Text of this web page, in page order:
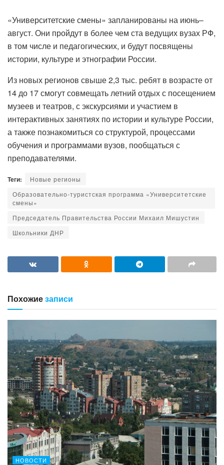
«Университетские смены» запланированы на июнь–
август. Они пройдут в более чем ста ведущих вузах РФ,
в том числе и педагогических, и будут посвящены
истории, культуре и этнографии России.
Из новых регионов свыше 2,3 тыс. ребят в возрасте от
14 до 17 смогут совмещать летний отдых с посещением
музеев и театров, с экскурсиями и участием в
интерактивных занятиях по истории и культуре России,
а также познакомиться со структурой, процессами
обучения и программами вузов, пообщаться с
преподавателями.
Теги:
Новые регионы
Образовательно-туристская программа «Университетские
смены»
Председатель Правительства России Михаил Мишустин
Школьники ДНР
Похожиезаписи
НОВОСТИ